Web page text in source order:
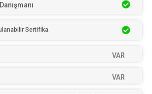
Sertifika
VAR
VAR